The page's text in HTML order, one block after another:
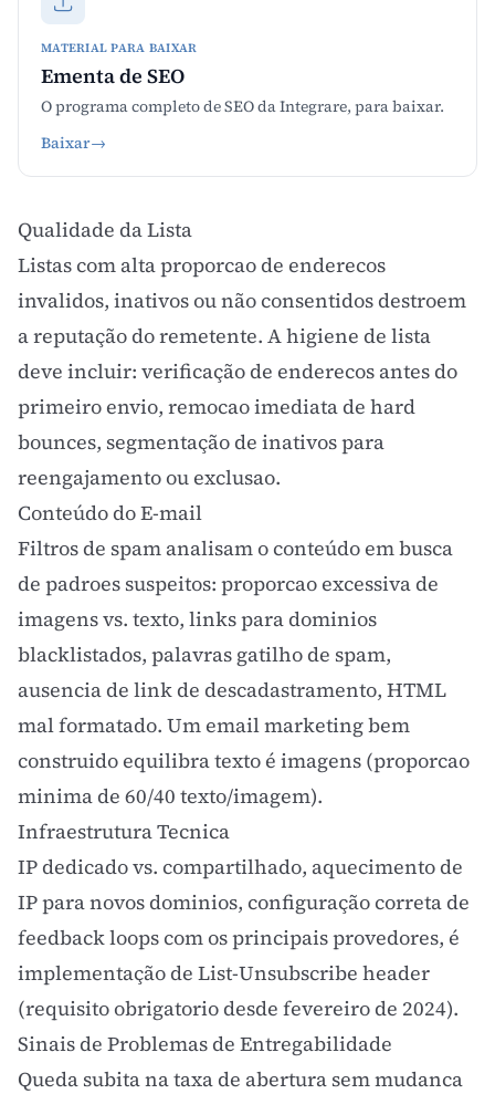
MATERIAL PARA BAIXAR
Ementa de SEO
O programa completo de SEO da Integrare, para baixar.
Baixar→
Qualidade da Lista
Listas com alta proporcao de enderecos
invalidos, inativos ou não consentidos destroem
a reputação do remetente. A higiene de lista
deve incluir: verificação de enderecos antes do
primeiro envio, remocao imediata de hard
bounces, segmentação de inativos para
reengajamento ou exclusao.
Conteúdo do E-mail
Filtros de spam analisam o conteúdo em busca
de padroes suspeitos: proporcao excessiva de
imagens vs. texto, links para dominios
blacklistados, palavras gatilho de spam,
ausencia de link de descadastramento, HTML
mal formatado. Umemail marketingbem
construido equilibra texto é imagens (proporcao
minima de 60/40 texto/imagem).
Infraestrutura Tecnica
IP dedicado vs. compartilhado, aquecimento de
IP para novos dominios, configuração correta de
feedback loops com os principais provedores, é
implementação de List-Unsubscribe header
(requisito obrigatorio desde fevereiro de 2024).
Sinais de Problemas de Entregabilidade
Queda subita na taxa de abertura sem mudanca